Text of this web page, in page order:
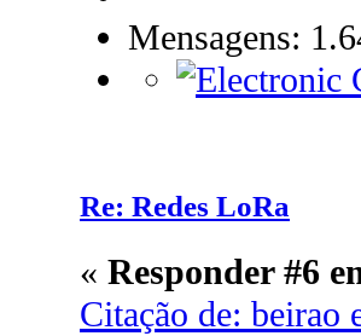
Mensagens:
Re: Redes LoRa
« Responder #6
Citação de: beirao